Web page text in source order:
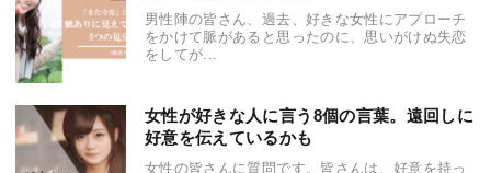
男性陣の皆さん、過去、好きな女性にアプローチ
をかけて脈があると思ったのに、思いがけぬ失恋
をしてが...
女性が好きな人に言う8個の言葉。遠回しに
好意を伝えているかも
女性の皆さんに質問です。皆さんは、好意を持っ